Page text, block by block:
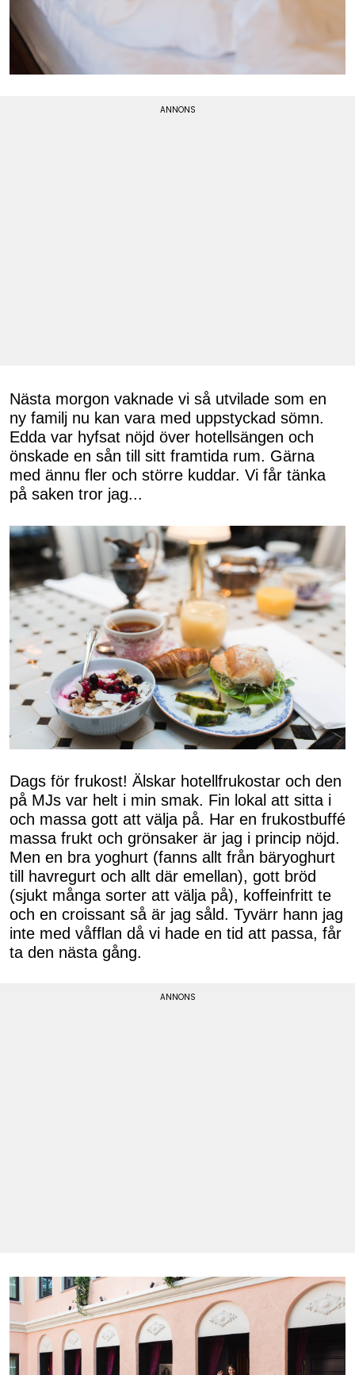
Nästa morgon vaknade vi så utvilade som en
ny familj nu kan vara med uppstyckad sömn.
Edda var hyfsat nöjd över hotellsängen och
önskade en sån till sitt framtida rum. Gärna
med ännu fler och större kuddar. Vi får tänka
på saken tror jag...
Dags för frukost! Älskar hotellfrukostar och den
på MJs var helt i min smak. Fin lokal att sitta i
och massa gott att välja på. Har en frukostbuffé
massa frukt och grönsaker är jag i princip nöjd.
Men en bra yoghurt (fanns allt från bäryoghurt
till havregurt och allt där emellan), gott bröd
(sjukt många sorter att välja på), koffeinfritt te
och en croissant så är jag såld. Tyvärr hann jag
inte med våfflan då vi hade en tid att passa, får
ta den nästa gång.